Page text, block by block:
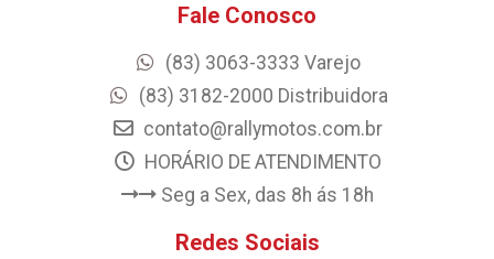
Fale Conosco
(83) 3063-3333 Varejo
(83) 3182-2000 Distribuidora
contato@rallymotos.com.br
HORÁRIO DE ATENDIMENTO
Seg a Sex, das 8h ás 18h
Redes Sociais